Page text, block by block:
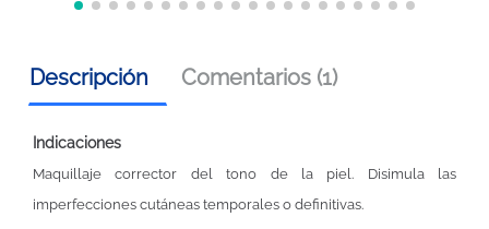
Descripción Comentarios (1)
Indicaciones
Maquillaje corrector del tono de la piel. Disimula las
imperfecciones cutáneas temporales o definitivas.